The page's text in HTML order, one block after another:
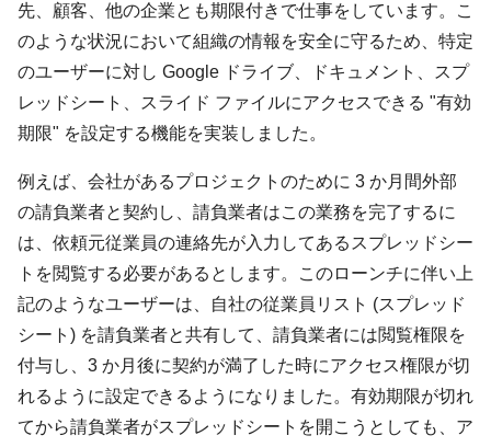
先、顧客、他の企業とも期限付きで仕事をしています。こ
のような状況において組織の情報を安全に守るため、特定
のユーザーに対し Google ドライブ、ドキュメント、スプ
レッドシート、スライド ファイルにアクセスできる "有効
期限" を設定する機能を実装しました。
例えば、会社があるプロジェクトのために 3 か月間外部
の請負業者と契約し、請負業者はこの業務を完了するに
は、依頼元従業員の連絡先が入力してあるスプレッドシー
トを閲覧する必要があるとします。このローンチに伴い上
記のようなユーザーは、自社の従業員リスト (スプレッド
シート) を請負業者と共有して、請負業者には閲覧権限を
付与し、3 か月後に契約が満了した時にアクセス権限が切
れるように設定できるようになりました。有効期限が切れ
てから請負業者がスプレッドシートを開こうとしても、ア